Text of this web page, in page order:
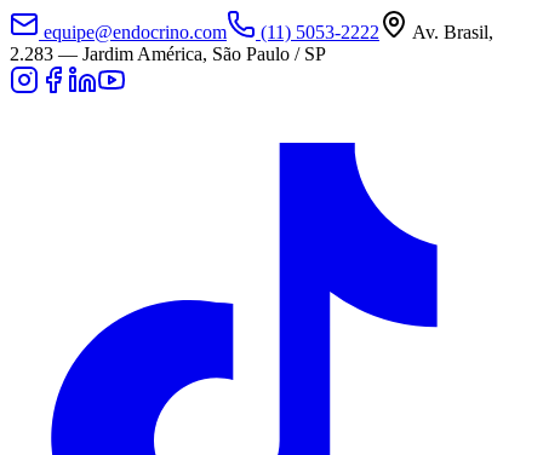
equipe@endocrino.com (11) 5053-2222
Av. Brasil,
2.283 — Jardim América, São Paulo / SP